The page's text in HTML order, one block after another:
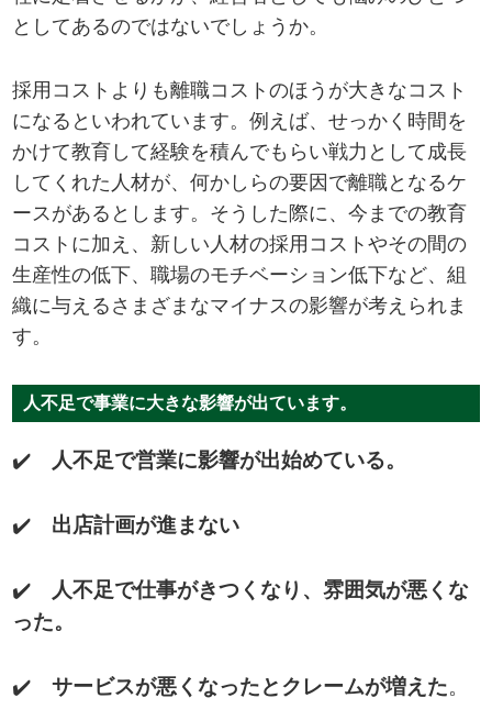
としてあるのではないでしょうか。
採用コストよりも離職コストのほうが大きなコスト
になるといわれています。例えば、せっかく時間を
かけて教育して経験を積んでもらい戦力として成長
してくれた人材が、何かしらの要因で離職となるケ
ースがあるとします。そうした際に、今までの教育
コストに加え、新しい人材の採用コストやその間の
生産性の低下、職場のモチベーション低下など、組
織に与えるさまざまなマイナスの影響が考えられま
す。
人不足で事業に大きな影響が出ています。
✔️ 人不足で営業に影響が出始めている。
✔️ 出店計画が進まない
✔️
人不足で仕事がきつくなり、雰囲気が悪くな
った。
✔️サービスが悪くなったとクレームが増えた。